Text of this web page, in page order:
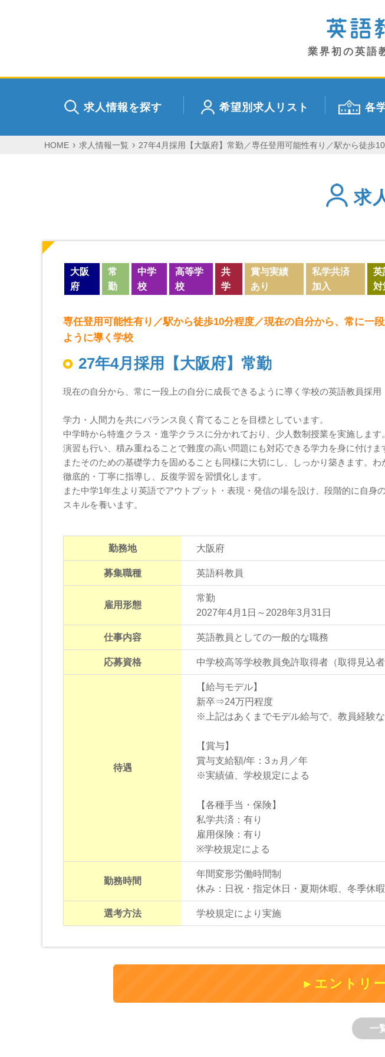
業界初の英語
求人情報を探す 希望別求人リスト 各
HOME 求人情報一覧 27年4月採用【大阪府】常勤／専任登用可能性有り／駅から徒歩
求
大阪
府
常
勤
中学
校
高等学
校
共
学
賞与実績
あり
私学共済
加入
英
対
専任登用可能性有り／駅から徒歩10分程度／現在の自分から、常に一
ように導く学校
27年4月採用【大阪府】常勤
現在の自分から、常に一段上の自分に成長できるように導く学校の英語教員採用
学力・人間力を共にバランス良く育てることを目標としています。
中学時から特進クラス・進学クラスに分かれており、少人数制授業を実施しま
演習も行い、積み重ねることで難度の高い問題にも対応できる学力を身に付けま
またそのための基礎学力を固めることも同様に大切にし、しっかり築きます。
徹底的・丁寧に指導し、反復学習を習慣化します。
また中学1年生より英語でアウトプット・表現・発信の場を設け、段階的に自身
スキルを養います。
勤務地 大阪府
募集職種 英語科教員
雇用形態
常勤
2027年4月1日～2028年3月31日
仕事内容 英語教員としての一般的な職務
応募資格 中学校高等学校教員免許取得者（取得見込者
待遇
【給与モデル】
新卒⇒24万円程度
※上記はあくまでモデル給与で、教員経験な
【賞与】
賞与支給額/年：3ヵ月／年
※実績値、学校規定による
【各種手当・保険】
私学共済：有り
雇用保険：有り
※学校規定による
勤務時間
年間変形労働時間制
休み：日祝・指定休日・夏期休暇、冬季休暇
選考方法 学校規定により実施
エントリ
一